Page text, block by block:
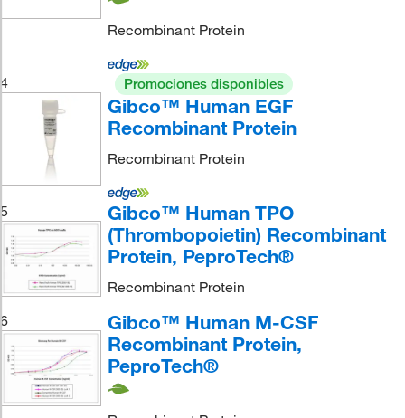
Recombinant Protein
4 Promociones disponibles
Gibco™ Human EGF
Recombinant Protein
Recombinant Protein
5
Gibco™ Human TPO
(Thrombopoietin) Recombinant
Protein, PeproTech®
Recombinant Protein
6
Gibco™ Human M-CSF
Recombinant Protein,
PeproTech®